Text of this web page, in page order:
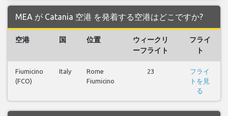
MEA が Catania 空港 を発着する空港はどこですか?
空港 国 位置
ウィークリ
ーフライト
フライ
ト
Fiumicino
(FCO)
Italy
Rome
Fiumicino
23
フライ
トを見
る